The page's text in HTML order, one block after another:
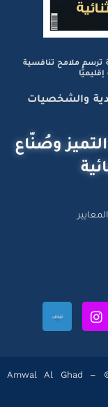
ترسم ملامح تنافسية
والشخصيات
وصُنّاع
Amwal Al Ghad –